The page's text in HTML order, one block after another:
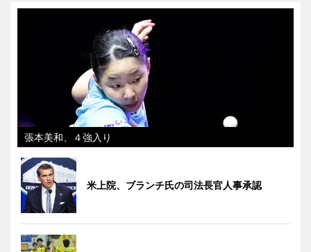
張本美和、４強入り
米上院、ブランチ氏の司法長官人事承認